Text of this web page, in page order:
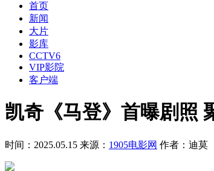
首页
新闻
大片
影库
CCTV6
VIP影院
客户端
凯奇《马登》首曝剧照
时间：2025.05.15 来源： 1905电影网 作者：迪莫